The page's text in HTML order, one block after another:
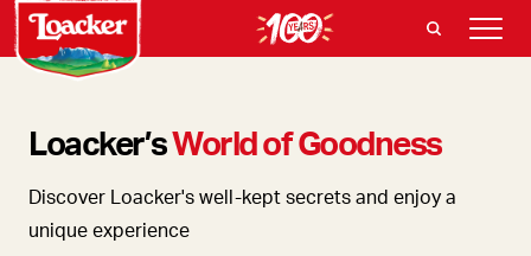
Loacker’sWorld of Goodness
Discover Loacker's well-kept secrets and enjoy a
unique experience